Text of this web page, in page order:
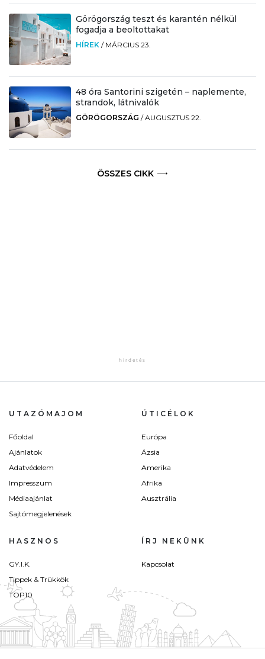
Görögország teszt és karantén nélkül
fogadja a beoltottakat
HÍREK / MÁRCIUS 23.
48 óra Santorini szigetén – naplemente,
strandok, látnivalók
GÖRÖGORSZÁG /AUGUSZTUS 22.
ÖSSZES CIKK
UTAZÓMAJOM
Főoldal
Ajánlatok
Adatvédelem
Impresszum
Médiaajánlat
Sajtómegjelenések
ÚTICÉLOK
Európa
Ázsia
Amerika
Afrika
Ausztrália
HASZNOS
GY.I.K.
Tippek & Trükkök
TOP10
ÍRJ NEKÜNK
Kapcsolat